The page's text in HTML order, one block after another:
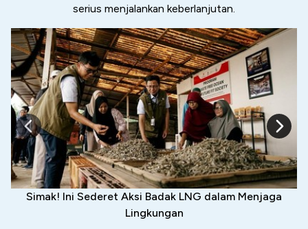
serius menjalankan keberlanjutan.
Simak! Ini Sederet Aksi Badak LNG dalam Menjaga
Lingkungan